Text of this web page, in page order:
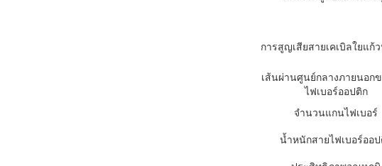
การสูญเสียสายเคเบิลใยแก้
เส้นผ่านศูนย์กลางภายนอก
ไฟเบอร์ออปติก
จำนวนแกนไฟเบอร์
น้ำหนักสายไฟเบอร์ออ